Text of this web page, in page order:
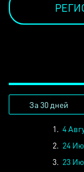
За 30 дней
1. 4
2. 24
3. 23